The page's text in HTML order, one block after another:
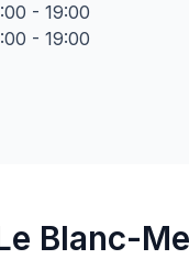
- 19:00
- 19:00
Blanc-